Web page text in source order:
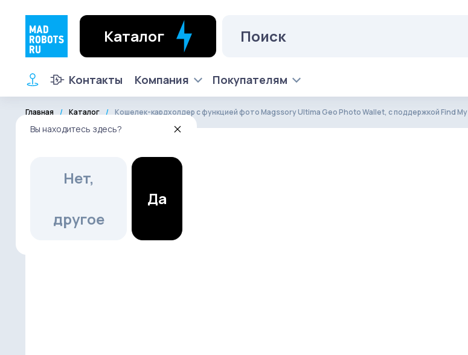
Вы находитесь здесь?
Нет,
другое
Да
Каталог
Контакты Компания Покупателям
Главная Каталог Кошелек-кардхолдер с функцией фото Magssory Ultima Geo Photo Wallet, с поддержкой Find My